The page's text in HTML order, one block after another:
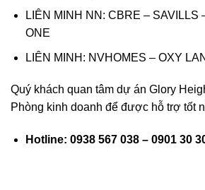
LIÊN MINH NN: CBRE – SAVILLS
ONE
LIÊN MINH: NVHOMES – OXY
Quý khách quan tâm dự án Glory
Phòng kinh doanh để được hỗ trợ tốt
Hotline: 0938 567 038 – 0901 30